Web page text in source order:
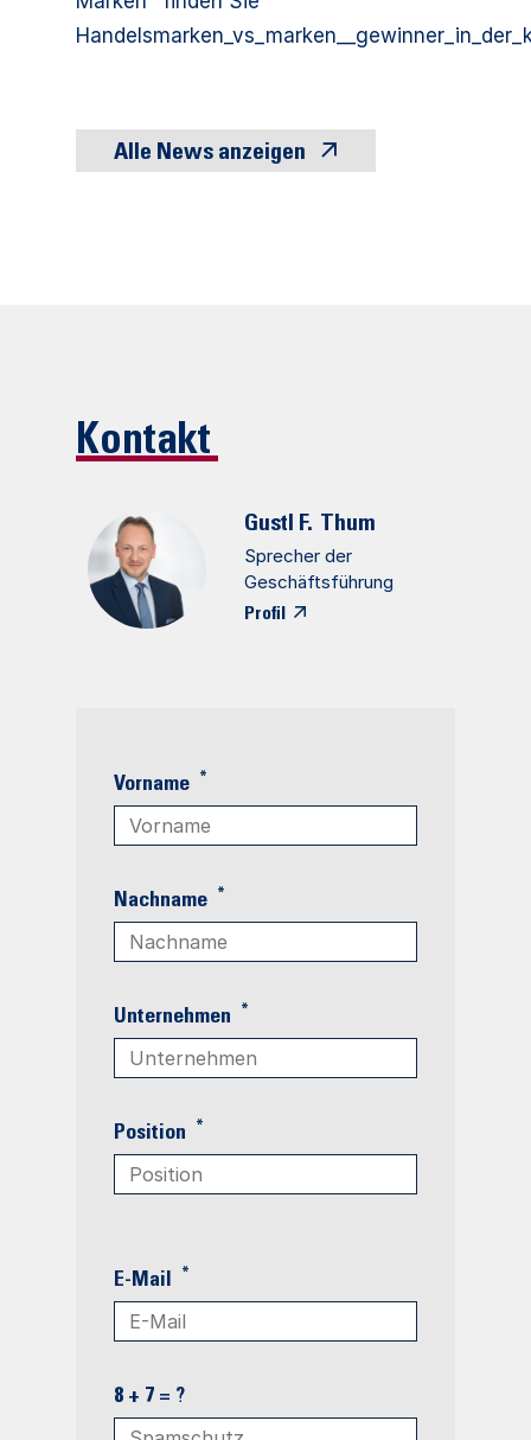
Alle News anzeigen
Kontakt
Gustl F. Thum
Sprecher der
Geschäftsführung
Profil
Vorname *
Nachname *
Unternehmen *
Position *
E-Mail *
8 + 7 = ?